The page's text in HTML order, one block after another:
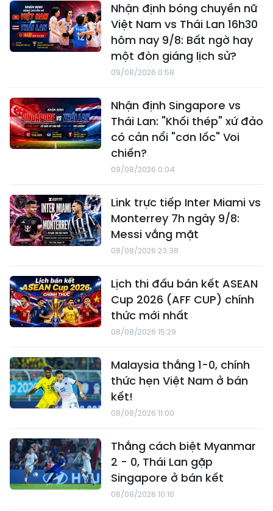
Nhận định bóng chuyền nữ
Việt Nam vs Thái Lan 16h30
hôm nay 9/8: Bất ngờ hay
một đòn giáng lịch sử?
09/08/2026 0:58
Nhận định Singapore vs
Thái Lan: "Khối thép" xứ đảo
có cản nổi "cơn lốc" Voi
chiến?
09/08/2026 0:04
Link trực tiếp Inter Miami vs
Monterrey 7h ngày 9/8:
Messi vắng mặt
08/08/2026 23:38
Lịch thi đấu bán kết ASEAN
Cup 2026 (AFF CUP) chính
thức mới nhất
08/08/2026 15:29
Malaysia thắng 1-0, chính
thức hẹn Việt Nam ở bán
kết!
08/08/2026 11:00
Thắng cách biệt Myanmar
2 - 0, Thái Lan gặp
Singapore ở bán kết
08/08/2026 10:10